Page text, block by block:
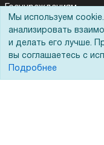
Госучреждениям
Тендеры
Бренды
ЭДО
Мы используем
анализировать
и делать его лучше.
вы соглашаетесь с
Подробнее